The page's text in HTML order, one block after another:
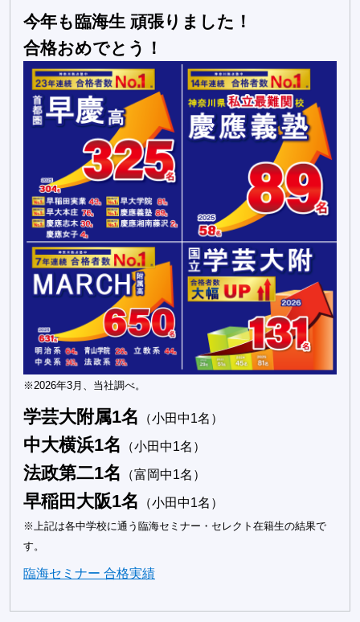
今年も臨海生 頑張りました！
合格おめでとう！
※2026年3月、当社調べ。
学芸大附属1名 （小田中1名）
中大横浜1名 （小田中1名）
法政第二1名 （富岡中1名）
早稲田大阪1名 （小田中1名）
※上記は各中学校に通う臨海セミナー・セレクト在籍生の結果で
す。
臨海セミナー 合格実績